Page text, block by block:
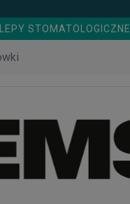
STOMATOLOGICZNE